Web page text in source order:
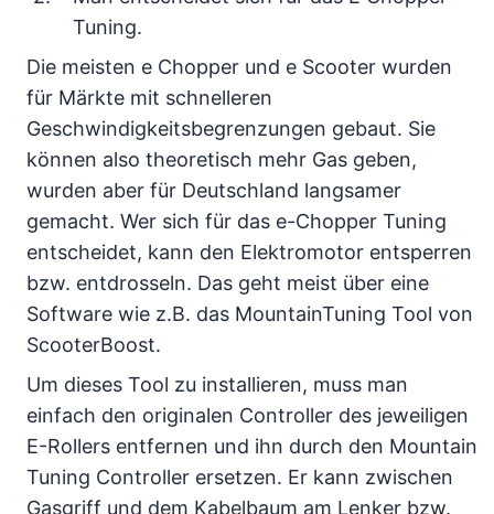
Tuning.
Die meisten e Chopper und e Scooter wurden
für Märkte mit schnelleren
Geschwindigkeitsbegrenzungen gebaut. Sie
können also theoretisch mehr Gas geben,
wurden aber für Deutschland langsamer
gemacht. Wer sich für das e-Chopper Tuning
entscheidet, kann den Elektromotor entsperren
bzw. entdrosseln. Das geht meist über eine
Software wie z.B. das MountainTuning Tool von
ScooterBoost.
Um dieses Tool zu installieren, muss man
einfach den originalen Controller des jeweiligen
E-Rollers entfernen und ihn durch den Mountain
Tuning Controller ersetzen. Er kann zwischen
Gasgriff und dem Kabelbaum am Lenker bzw.